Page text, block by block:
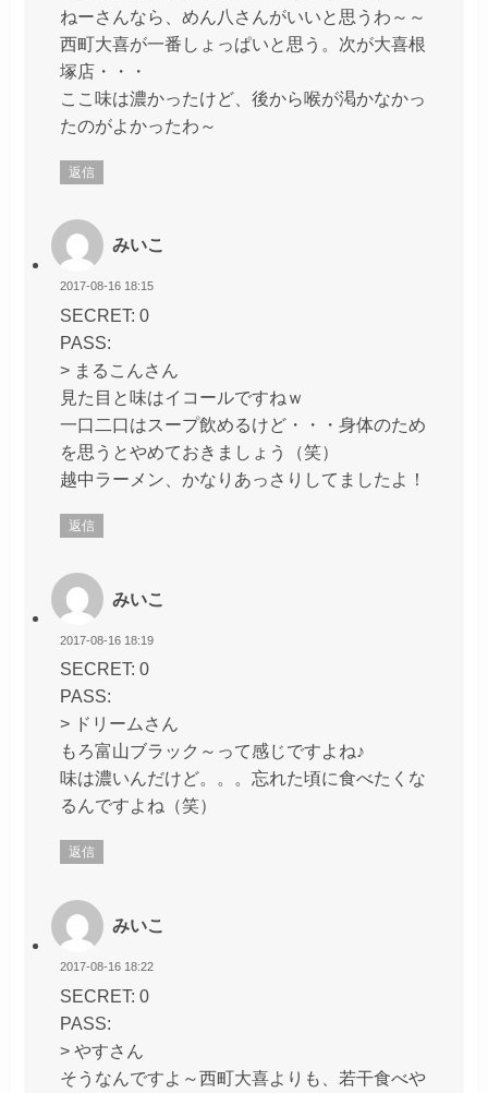
ねーさんなら、めん八さんがいいと思うわ～～
西町大喜が一番しょっぱいと思う。次が大喜根
塚店・・・
ここ味は濃かったけど、後から喉が渇かなかっ
たのがよかったわ～
返信
みいこ
2017-08-16 18:15
SECRET: 0
PASS:
> まるこんさん
見た目と味はイコールですねｗ
一口二口はスープ飲めるけど・・・身体のため
を思うとやめておきましょう（笑）
越中ラーメン、かなりあっさりしてましたよ！
返信
みいこ
2017-08-16 18:19
SECRET: 0
PASS:
> ドリームさん
もろ富山ブラック～って感じですよね♪
味は濃いんだけど。。。忘れた頃に食べたくな
るんですよね（笑）
返信
みいこ
2017-08-16 18:22
SECRET: 0
PASS:
> やすさん
そうなんですよ～西町大喜よりも、若干食べや